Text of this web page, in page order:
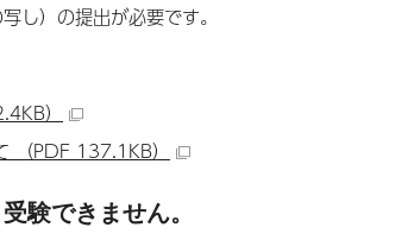
し）の提出が必要です。
）
（PDF 137.1KB）
験できません。